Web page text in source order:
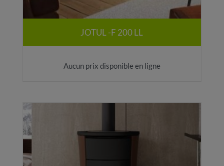
JOTUL -F 200 LL
Aucun prix disponible en ligne